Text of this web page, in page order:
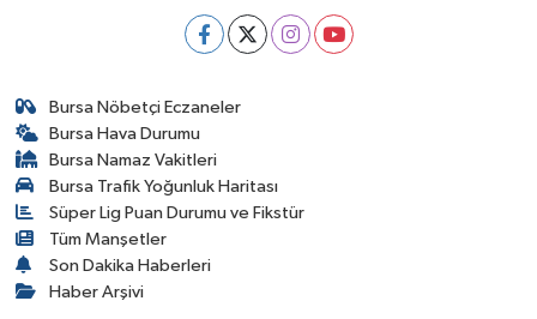
Bursa Nöbetçi Eczaneler
Bursa Hava Durumu
Bursa Namaz Vakitleri
Bursa Trafik Yoğunluk Haritası
Süper Lig Puan Durumu ve Fikstür
Tüm Manşetler
Son Dakika Haberleri
Haber Arşivi